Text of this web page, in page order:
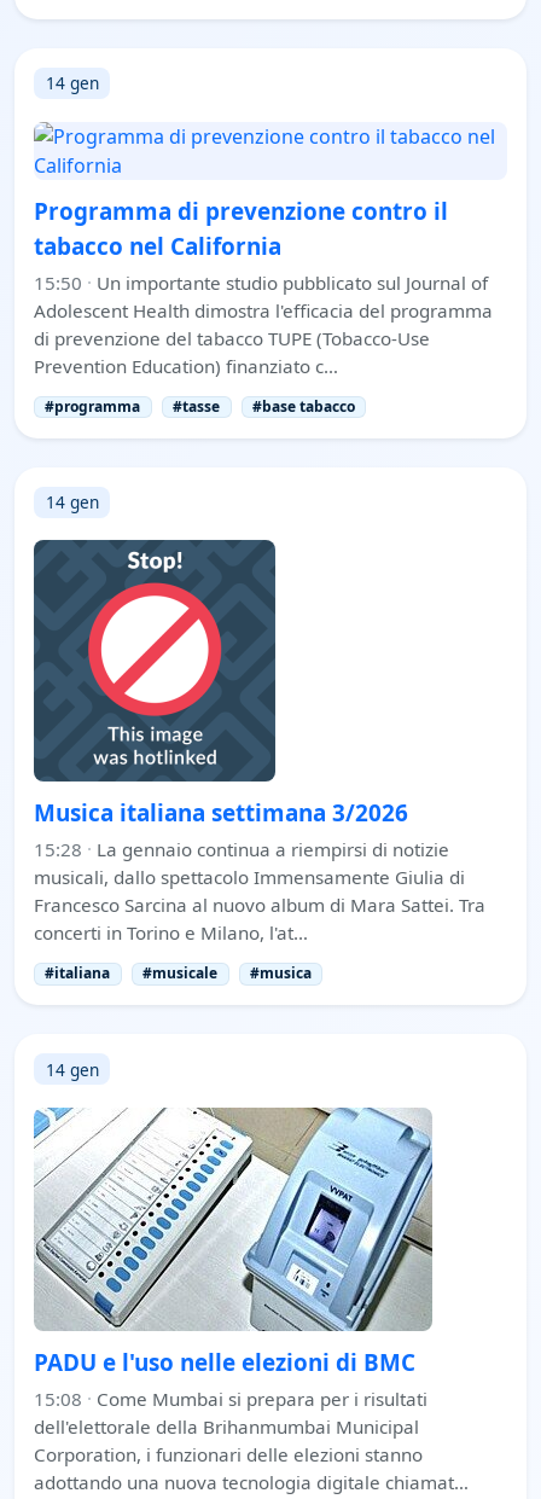
14 gen
Programma di prevenzione contro il
tabacco nel California
15:50 · Un importante studio pubblicato sul Journal of
Adolescent Health dimostra l'efficacia del programma
di prevenzione del tabacco TUPE (Tobacco-Use
Prevention Education) finanziato c…
#programma #tasse #base tabacco
14 gen
Musica italiana settimana 3/2026
15:28 · La gennaio continua a riempirsi di notizie
musicali, dallo spettacolo Immensamente Giulia di
Francesco Sarcina al nuovo album di Mara Sattei. Tra
concerti in Torino e Milano, l'at…
#italiana #musicale #musica
14 gen
PADU e l'uso nelle elezioni di BMC
15:08 · Come Mumbai si prepara per i risultati
dell'elettorale della Brihanmumbai Municipal
Corporation, i funzionari delle elezioni stanno
adottando una nuova tecnologia digitale chiamat…